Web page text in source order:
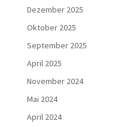
Dezember 2025
Oktober 2025
September 2025
April 2025
November 2024
Mai 2024
April 2024